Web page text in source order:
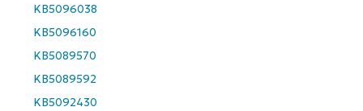
KB5096038
KB5096160
KB5089570
KB5089592
KB5092430